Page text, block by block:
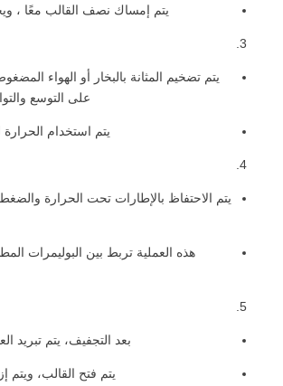
يتم إمساك نصف القالب معًا ،
يتم تضخيم المثانة بالبخار أو الهواء
على التوسع
يتم استخدام
يتم الاحتفاظ بالإطارات تحت الحرارة
هذه العملية تربط بين البوليمرات
بعد التجفيف، يتم تبريد
يتم فتح القالب، ويتم